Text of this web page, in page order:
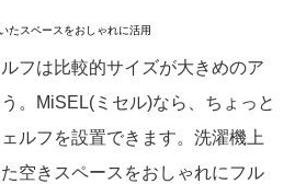
フは比較的サイズが大きめのア
。MiSEL(ミセル)なら、ちょっと
ルフを設置できます。洗濯機上
空きスペースをおしゃれにフル